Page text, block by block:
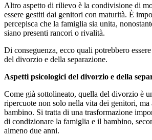
Altro aspetto di rilievo è la condivisione di
essere gestiti dai genitori con maturità. È
percepisca che la famiglia sia unita,
siano presenti rancori o rivalità.
Di conseguenza, ecco quali potrebbero
del divorzio e della separazione.
Aspetti psicologici del divorzio e della
Come già sottolineato, quella del divorzio è
ripercuote non solo nella vita dei genitori, ma
bambino. Si tratta di una trasformazione
di condizionare la famiglia e il bambino,
almeno due anni.